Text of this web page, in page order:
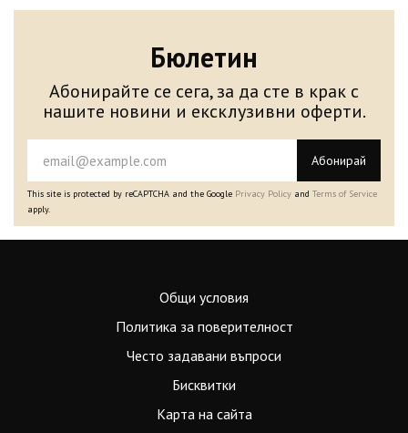
Бюлетин
Абонирайте се сега, за да сте в крак с
нашите новини и ексклузивни оферти.
Абонирай
This site is protected by reCAPTCHA and the Google Privacy Policy and Terms of Service
apply.
Общи условия
Политика за поверителност
Често задавани въпроси
Бисквитки
Карта на сайта